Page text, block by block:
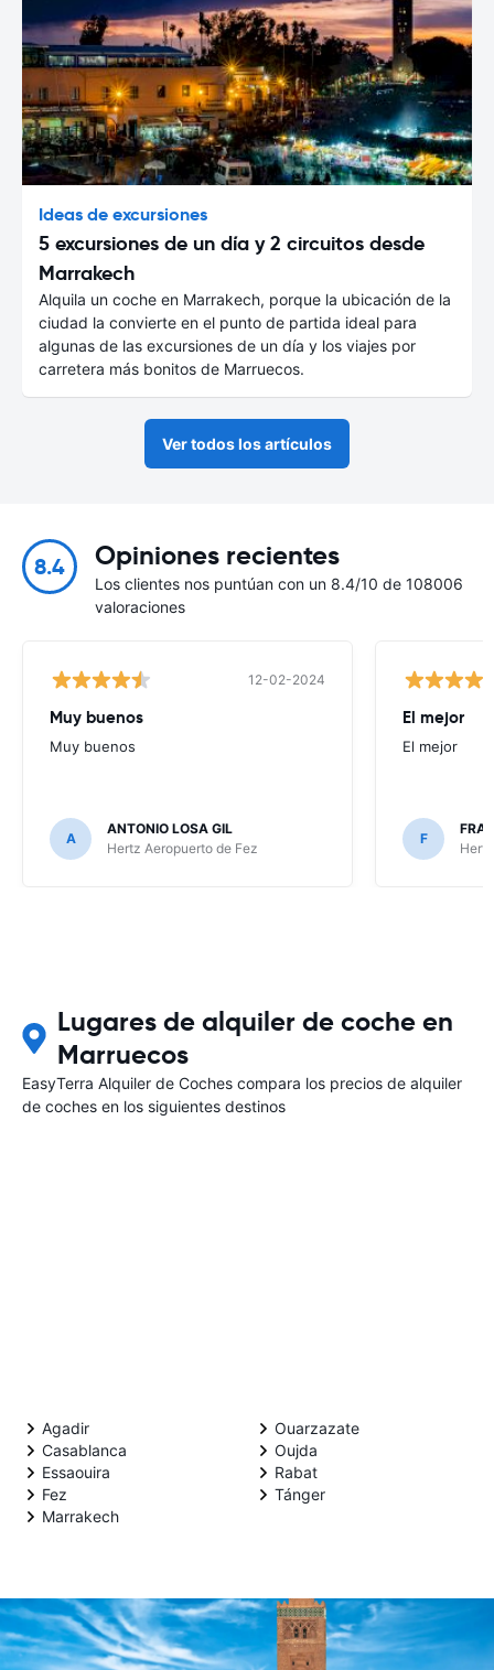
Ideas de excursiones
5 excursiones de un día y 2 circuitos desde
Marrakech
Alquila un coche en Marrakech, porque la ubicación de la
ciudad la convierte en el punto de partida ideal para
algunas de las excursiones de un día y los viajes por
carretera más bonitos de Marruecos.
Ver todos los artículos
8.4 Opiniones recientes
Los clientes nos puntúan con un 8.4/10 de 108006
valoraciones
12-02-2024
Muy buenos
Muy buenos
A
ANTONIO LOSA GIL
Hertz Aeropuerto de Fez
El mejor
El mejor
F
Lugares de alquiler de coche en
Marruecos
EasyTerra Alquiler de Coches compara los precios de alquiler
de coches en los siguientes destinos
Agadir
Casablanca
Essaouira
Fez
Marrakech
Ouarzazate
Oujda
Rabat
Tánger